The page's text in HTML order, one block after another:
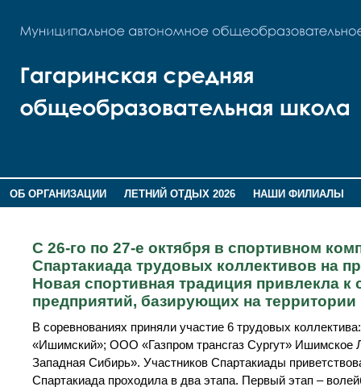
ОБ ОРГАНИЗАЦИИ ЛЕТНИЙ ОТДЫХ 2026
НАШИ ФИЛИАЛЫ
С 26-го по 27-е октября в спортивном
Спартакиада трудовых коллективов на
Новая спортивная традиция привлекла
предприятий, базирующих на территории
В соревнованиях приняли участие 6 трудовых
«Ишимский»; ООО «Газпром трансгаз Сургут»
Западная Сибирь». Участников Спартакиады
Спартакиада проходила в два этапа. Первый этап –